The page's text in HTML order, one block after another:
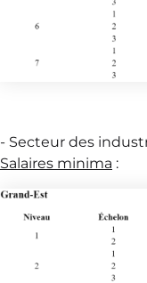
- Secteur des
Salaires minima :